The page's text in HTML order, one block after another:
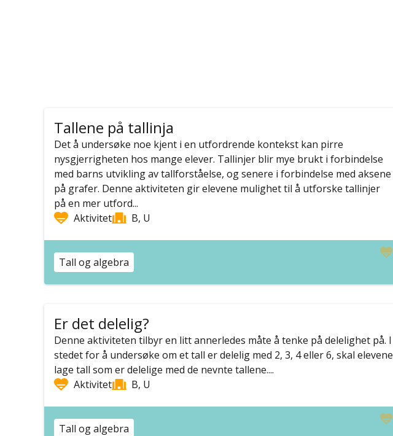
Tallene på tallinja
Det å undersøke noe kjent i en utfordrende kontekst kan pirre
nysgjerrigheten hos mange elever. Tallinjer blir mye brukt i forbindelse
med barns utvikling av tallforståelse, og senere i forbindelse med aksene
på grafer. Denne aktiviteten gir elevene mulighet til å utforske tallinjer
på en mer utford...
Aktivitet
B, U
Tall og algebra
Er det delelig?
Denne aktiviteten tilbyr en litt annerledes måte å tenke på delelighet på. I
stedet for å undersøke om et tall er delelig med 2, 3, 4 eller 6, skal elevene
lage tall som er delelige med de nevnte tallene....
Aktivitet
B, U
Tall og algebra